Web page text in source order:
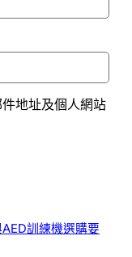
地址及個人網站
訓練機選購要